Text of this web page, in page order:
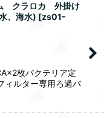
ム クラロカ 外掛け
、海水) [zs01-
枚バクテリア定
ィルター専用ろ過バ